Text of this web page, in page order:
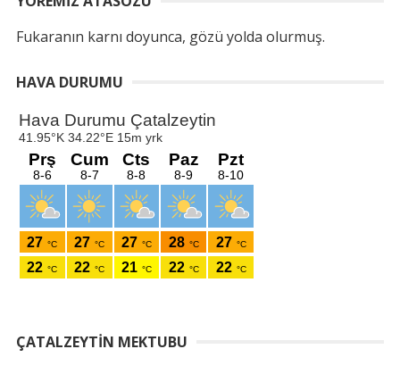
Fukaranın karnı doyunca, gözü yolda olurmuş.
HAVA DURUMU
ÇATALZEYTIN MEKTUBU